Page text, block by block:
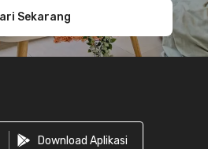
Sekarang
Download Aplikasi